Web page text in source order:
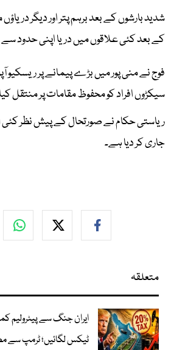
شدید بارشوں کے بعد برہم پتر اور دیگر
کے بعد کئی علاقوں میں دریا اپنی حدود سے
فوج نے منی پور میں بڑے پیمانے پر ریسکیو
سیکڑوں افراد کو محفوظ مقامات پر منتقل
ریاستی حکام نے صورتحال کے پیش نظر
جاری کر دیا ہے۔
متعلقہ
ایران جنگ سے پیٹرولیم
ٹیکس لگائیں؛ ٹرمپ سے